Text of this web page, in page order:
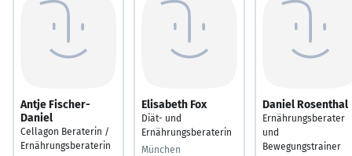
Antje Fischer-
Daniel
Cellagon Beraterin /
Ernährungsberaterin
Elisabeth Fox
Diät- und
Ernährungsberaterin
München
Daniel Rosenthal
Ernährungsberater
und
Bewegungstrainer